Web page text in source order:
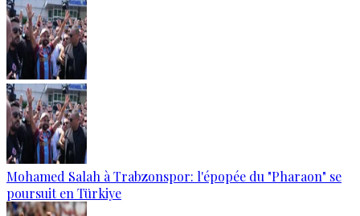
Mohamed Salah à Trabzonspor: l'épopée du "Pharaon" se
poursuit en Türkiye